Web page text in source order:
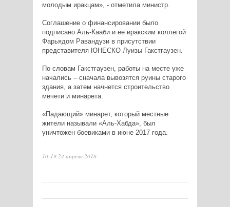
молодым иракцам», - отметила министр.
Соглашение о финансировании было
подписано Аль-Кааби и ее иракским коллегой
Фарьядом Равандузи в присутствии
представителя ЮНЕСКО Луизы Гакстгаузен.
По словам Гакстгаузен, работы на месте уже
начались – сначала вывозятся руины старого
здания, а затем начнется строительство
мечети и минарета.
«Падающий» минарет, который местные
жители называли «Аль-Хабда», был
уничтожен боевиками в июне 2017 года.
10:19 24 апреля 2018